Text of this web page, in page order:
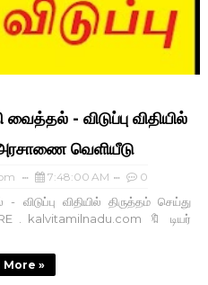
- விடுப்பு விதியில்
வெளியீடு
7:48:00 AM 0
விடுப்பு விதியில் திருத்தம் செய்து
. kalvitamilnadu.com 🔖 டியர்
More »